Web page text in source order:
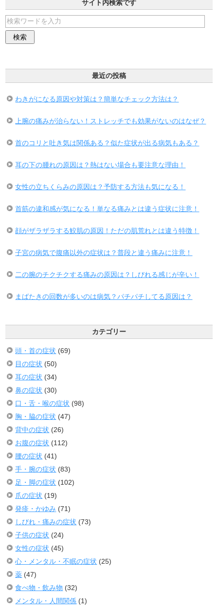
サイト内検索です
最近の投稿
わきがになる原因や対策は？簡単なチェック方法は？
上腕の痛みが治らない！ストレッチでも効果がないのはなぜ？
首のコリと吐き気は関係ある？似た症状が出る病気もある？
耳の下の腫れの原因は？熱はない場合も要注意な理由！
女性の立ちくらみの原因は？予防する方法も気になる！
首筋の違和感が気になる！単なる痛みとは違う症状に注意！
顔がザラザラする鮫肌の原因！ただの肌荒れとは違う特徴！
子宮の病気で腹痛以外の症状は？普段と違う痛みに注意！
二の腕のチクチクする痛みの原因は？しびれる感じが辛い！
まばたきの回数が多いのは病気？パチパチしてる原因は？
カテゴリー
頭・首の症状 (69)
目の症状 (50)
耳の症状 (34)
鼻の症状 (30)
口・舌・喉の症状 (98)
胸・脇の症状 (47)
背中の症状 (26)
お腹の症状 (112)
腰の症状 (41)
手・腕の症状 (83)
足・脚の症状 (102)
爪の症状 (19)
発疹・かゆみ (71)
しびれ・痛みの症状 (73)
子供の症状 (24)
女性の症状 (45)
心・メンタル・不眠の症状 (25)
薬 (47)
食べ物・飲み物 (32)
メンタル・人間関係 (1)